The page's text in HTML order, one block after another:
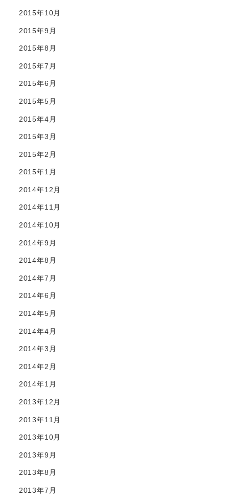
2015年10月
2015年9月
2015年8月
2015年7月
2015年6月
2015年5月
2015年4月
2015年3月
2015年2月
2015年1月
2014年12月
2014年11月
2014年10月
2014年9月
2014年8月
2014年7月
2014年6月
2014年5月
2014年4月
2014年3月
2014年2月
2014年1月
2013年12月
2013年11月
2013年10月
2013年9月
2013年8月
2013年7月